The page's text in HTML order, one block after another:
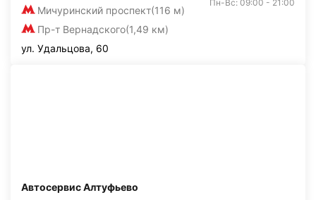
Мичуринский проспект(116 м)
Пр-т Вернадского(1,49 км)
Пн-Вс: 09:00 - 21:00
ул. Удальцова, 60
Автосервис Алтуфьево